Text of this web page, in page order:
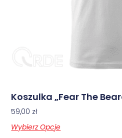
Koszulka „Fear The
59,00 zł
Wybierz Opcje